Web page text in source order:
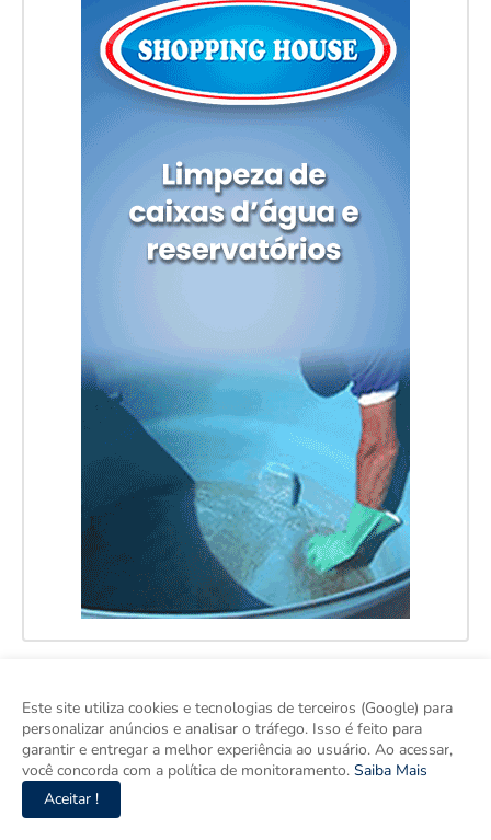
Este site utiliza cookies e tecnologias de terceiros (Google) para
personalizar anúncios e analisar o tráfego. Isso é feito para
garantir e entregar a melhor experiência ao usuário. Ao acessar,
você concorda com a política de monitoramento. Saiba Mais
Aceitar !